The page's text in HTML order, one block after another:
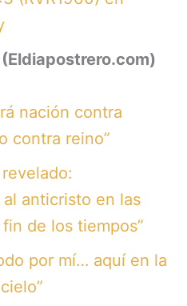
nación contra
contra reino”
anticristo en las
de los tiempos”
por mí… aquí en la